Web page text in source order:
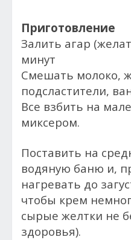
Приготовление
Залить агар
минут
Смешать молоко,
подсластители,
Все взбить на
миксером.
Поставить на
водяную баню и,
нагревать до
чтобы крем
сырые желтки не
здоровья).